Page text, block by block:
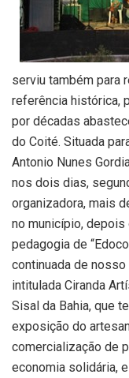
serviu também para
referência histórica,
por décadas
do Coité. Situada
Antonio Nunes
nos dois dias,
organizadora, mais
no município,
pedagogia de
continuada de
intitulada Ciranda
Sisal da Bahia, que
exposição do
comercialização de
economia solidária,